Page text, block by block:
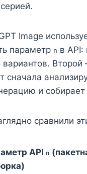
Image
параметр n в
вариантов.
сначала
и
сравнили
API n